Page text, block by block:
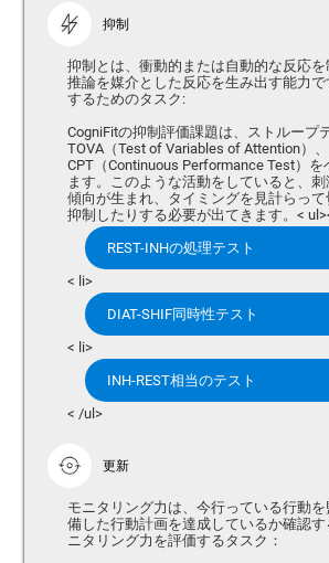
抑制
抑制とは、衝動的または自動的な反応を
推論を媒介とした反応を生み出す能力
するためのタスク:
CogniFitの抑制評価課題は、ストループ
TOVA（Test of Variables of Attention）、
CPT（Continuous Performance Test）
ます。このような活動をしていると、
傾向が生まれ、タイミングを見計らって
抑制したりする必要が出てきます。<
REST-INHの処理テスト
< li>
DIAT-SHIF同時性テスト
< li>
INH-REST相当のテスト
< /ul>
更新
モニタリング力は、今行っている行動
備した行動計画を達成しているか確認
ニタリング力を評価するタスク：